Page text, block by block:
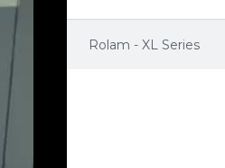
Rolam - XL Series